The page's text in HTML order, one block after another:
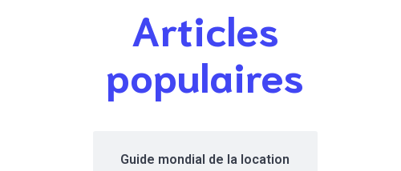
Articles
populaires
Guide mondial de la location